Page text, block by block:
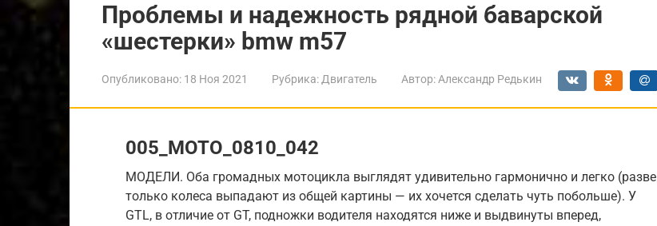
Проблемы и надежность рядной баварской
«шестерки» bmw m57
Опубликовано: 18 Ноя 2021 Рубрика: Двигатель Автор: Александр Редькин
005_MOTO_0810_042
МОДЕЛИ. Оба громадных мотоцикла выглядят удивительно гармонично и легко (разве
только колеса выпадают из общей картины — их хочется сделать чуть побольше). У
GTL, в отличие от GT, подножки водителя находятся ниже и выдвинуты вперед,